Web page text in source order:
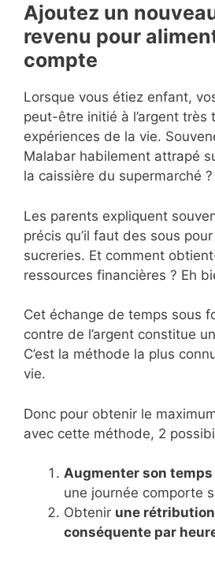
Ajoutez un
revenu pour
compte
Lorsque vous étiez enfant,
peut-être initié à l’argent très
expériences de la vie.
Malabar habilement attrapé
la caissière du supermarché ?
Les parents expliquent
précis qu’il faut des sous
sucreries. Et comment
ressources financières ? Eh
Cet échange de temps sous
contre de l’argent constitue
C’est la méthode la plus
vie.
Donc pour obtenir le
avec cette méthode, 2
Augmenter son
une journée comporte
Obtenir une
conséquente par